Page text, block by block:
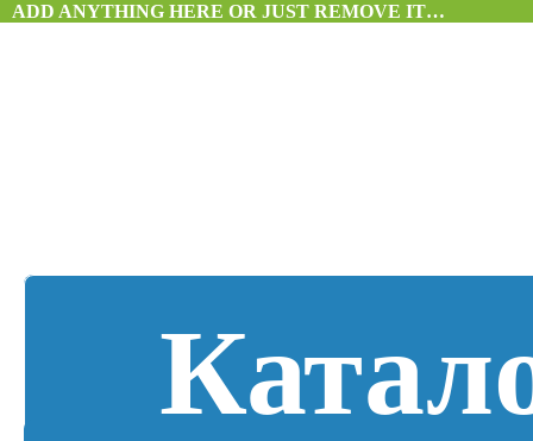
ADD ANYTHING HERE OR JUST REMOVE IT…